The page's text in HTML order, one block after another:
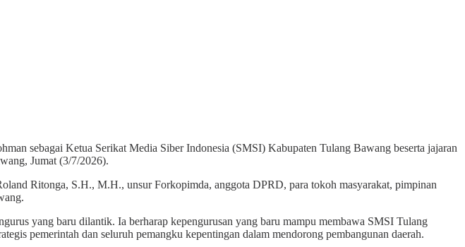
sebagai Ketua Serikat Media Siber Indonesia (SMSI) Kabupaten Tulang Bawang beserta jajaran
Jumat (3/7/2026).
Ritonga, S.H., M.H., unsur Forkopimda, anggota DPRD, para tokoh masyarakat, pimpinan
yang baru dilantik. Ia berharap kepengurusan yang baru mampu membawa SMSI Tulang
pemerintah dan seluruh pemangku kepentingan dalam mendorong pembangunan daerah.